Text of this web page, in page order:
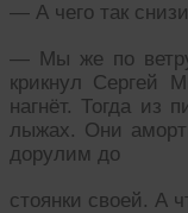
— А чего так
— Мы же по
крикнул Сергей
нагнёт. Тогда
лыжах. Они
дорулим до
стоянки своей. А